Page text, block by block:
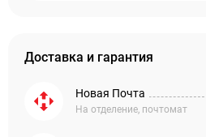
Доставка и гарантия
Новая Почта
На отделение, почтомат